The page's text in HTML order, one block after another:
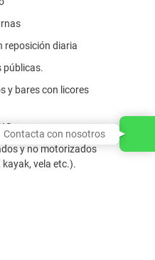
reposición diaria
públicas.
y bares con licores
y no motorizados
vela etc.).
Contacta con nosotros